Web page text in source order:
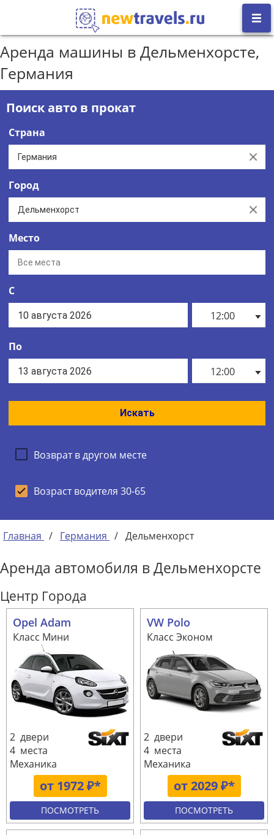
Аренда машины в Дельменхорсте,
Германия
Поиск авто в прокат
Страна
Clear
Город
Clear
Место
С
12:00
По
12:00
Искать
Возврат в другом месте
Возраст водителя 30-65
Главная / Германия / Дельменхорст
Аренда автомобиля в Дельменхорсте
Центр Города
Opel Adam
Класс Мини
от 1972 ₽*
2 двери
4 места
Механика
ПОСМОТРЕТЬ
VW Polo
Класс Эконом
от 2029 ₽*
2 двери
4 места
Механика
ПОСМОТРЕТЬ